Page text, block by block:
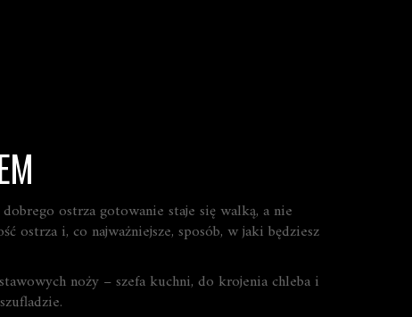
ostrza gotowanie staje się walką, a nie
ostrza i, co najważniejsze, sposób, w jaki będziesz
noży – szefa kuchni, do krojenia chleba i